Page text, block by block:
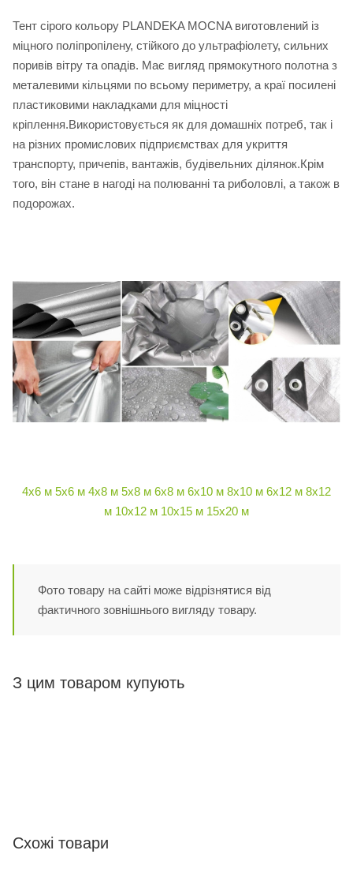
Тент сірого кольору PLANDEKA MOCNA виготовлений із
міцного поліпропілену, стійкого до ультрафіолету, сильних
поривів вітру та опадів. Має вигляд прямокутного полотна з
металевими кільцями по всьому периметру, а краї посилені
пластиковими накладками для міцності
кріплення.Використовується як для домашніх потреб, так і
на різних промислових підприємствах для укриття
транспорту, причепів, вантажів, будівельних ділянок.Крім
того, він стане в нагоді на полюванні та риболовлі, а також в
подорожах.
4х6 м 5х6 м 4х8 м 5х8 м 6х8 м 6х10 м 8х10 м 6х12 м 8х12
м 10х12 м 10х15 м 15х20 м
Фото товару на сайті може відрізнятися від
фактичного зовнішнього вигляду товару.
З цим товаром купують
Схожі товари